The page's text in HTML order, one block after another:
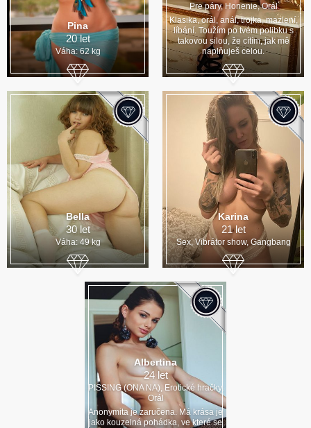
Pina
20 let
Váha: 62 kg
Pre páry, Honenie, Orál
Klasika, orál, anál, trojka, mazlení,
líbání. Toužím po tvém polibku s
takovou silou, že cítím, jak mě
naplňuješ celou.
Bella
30 let
Váha: 49 kg
Karina
21 let
Sex, Vibrátor show, Gangbang
Albertina
24 let
PISSING (ONA NA), Erotické hračky,
Orál
Anonymita je zaručena. Má krása je
jako kouzelná pohádka, ve které se